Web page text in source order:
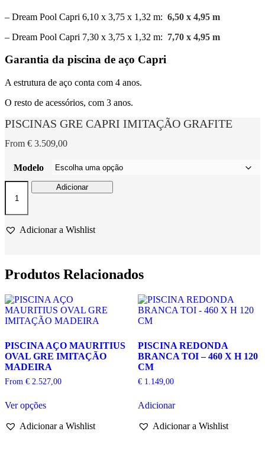
– Dream Pool Capri 6,10 x 3,75 x 1,32 m: 6,50 x 4,95 m
– Dream Pool Capri 7,30 x 3,75 x 1,32 m: 7,70 x 4,95 m
Garantia da piscina de aço Capri
A estrutura de aço conta com 4 anos.
O resto de acessórios, com 3 anos.
PISCINAS GRE CAPRI IMITAÇÃO GRAFITE
From € 3.509,00
Modelo
Quantidade
GRE
CAPRI
Adicionar
Adicionar a Wishlist
Produtos Relacionados
PISCINA AÇO MAURITIUS
OVAL GRE IMITAÇÃO
MADEIRA
From € 2.527,00
Ver opçõesproduct
multiple
Adicionar a Wishlist
PISCINA REDONDA
BRANCA TOI – 460 X H 120
CM
€1.149,00
Adicionar
Adicionar a Wishlist